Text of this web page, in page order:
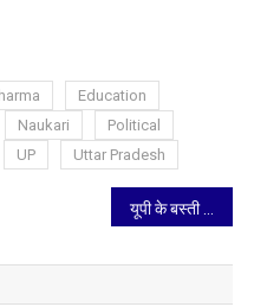
Education
Naukari
Political
UP Uttar Pradesh